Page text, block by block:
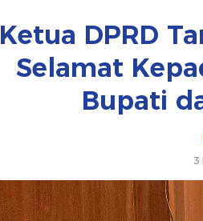
Ketua DPRD
Selamat
Bupati
3